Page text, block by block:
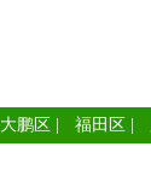
大鹏区 福田区